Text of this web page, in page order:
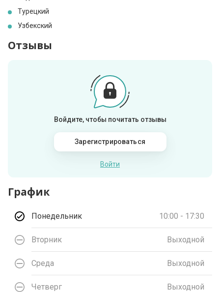
Турецкий
Узбекский
Отзывы
Войдите, чтобы почитать отзывы
Зарегистрироваться
Войти
График
Понедельник 10:00 - 17:30
Вторник Выходной
Среда Выходной
Четверг Выходной